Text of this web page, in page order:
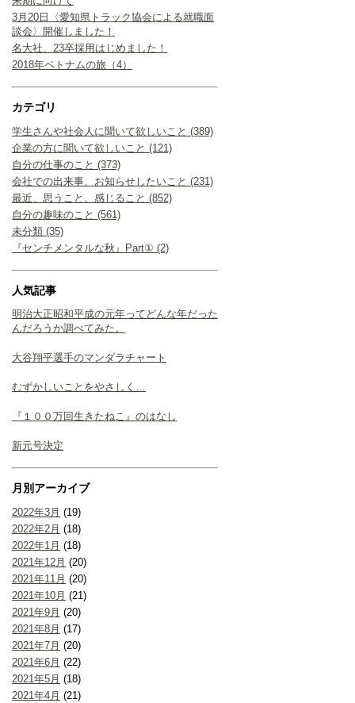
3月20日〈愛知県トラック協会による就職面
談会〉開催しました！
名大社、23卒採用はじめました！
2018年ベトナムの旅（4）
カテゴリ
学生さんや社会人に聞いて欲しいこと (389)
企業の方に聞いて欲しいこと (121)
自分の仕事のこと (373)
会社での出来事、お知らせしたいこと (231)
最近、思うこと、感じること (852)
自分の趣味のこと (561)
未分類 (35)
『センチメンタルな秋』Part① (2)
人気記事
明治大正昭和平成の元年ってどんな年だった
んだろうか調べてみた。
大谷翔平選手のマンダラチャート
むずかしいことをやさしく…
『１００万回生きたねこ』のはなし
新元号決定
月別アーカイブ
2022年3月 (19)
2022年2月 (18)
2022年1月 (18)
2021年12月 (20)
2021年11月 (20)
2021年10月 (21)
2021年9月 (20)
2021年8月 (17)
2021年7月 (20)
2021年6月 (22)
2021年5月 (18)
2021年4月 (21)